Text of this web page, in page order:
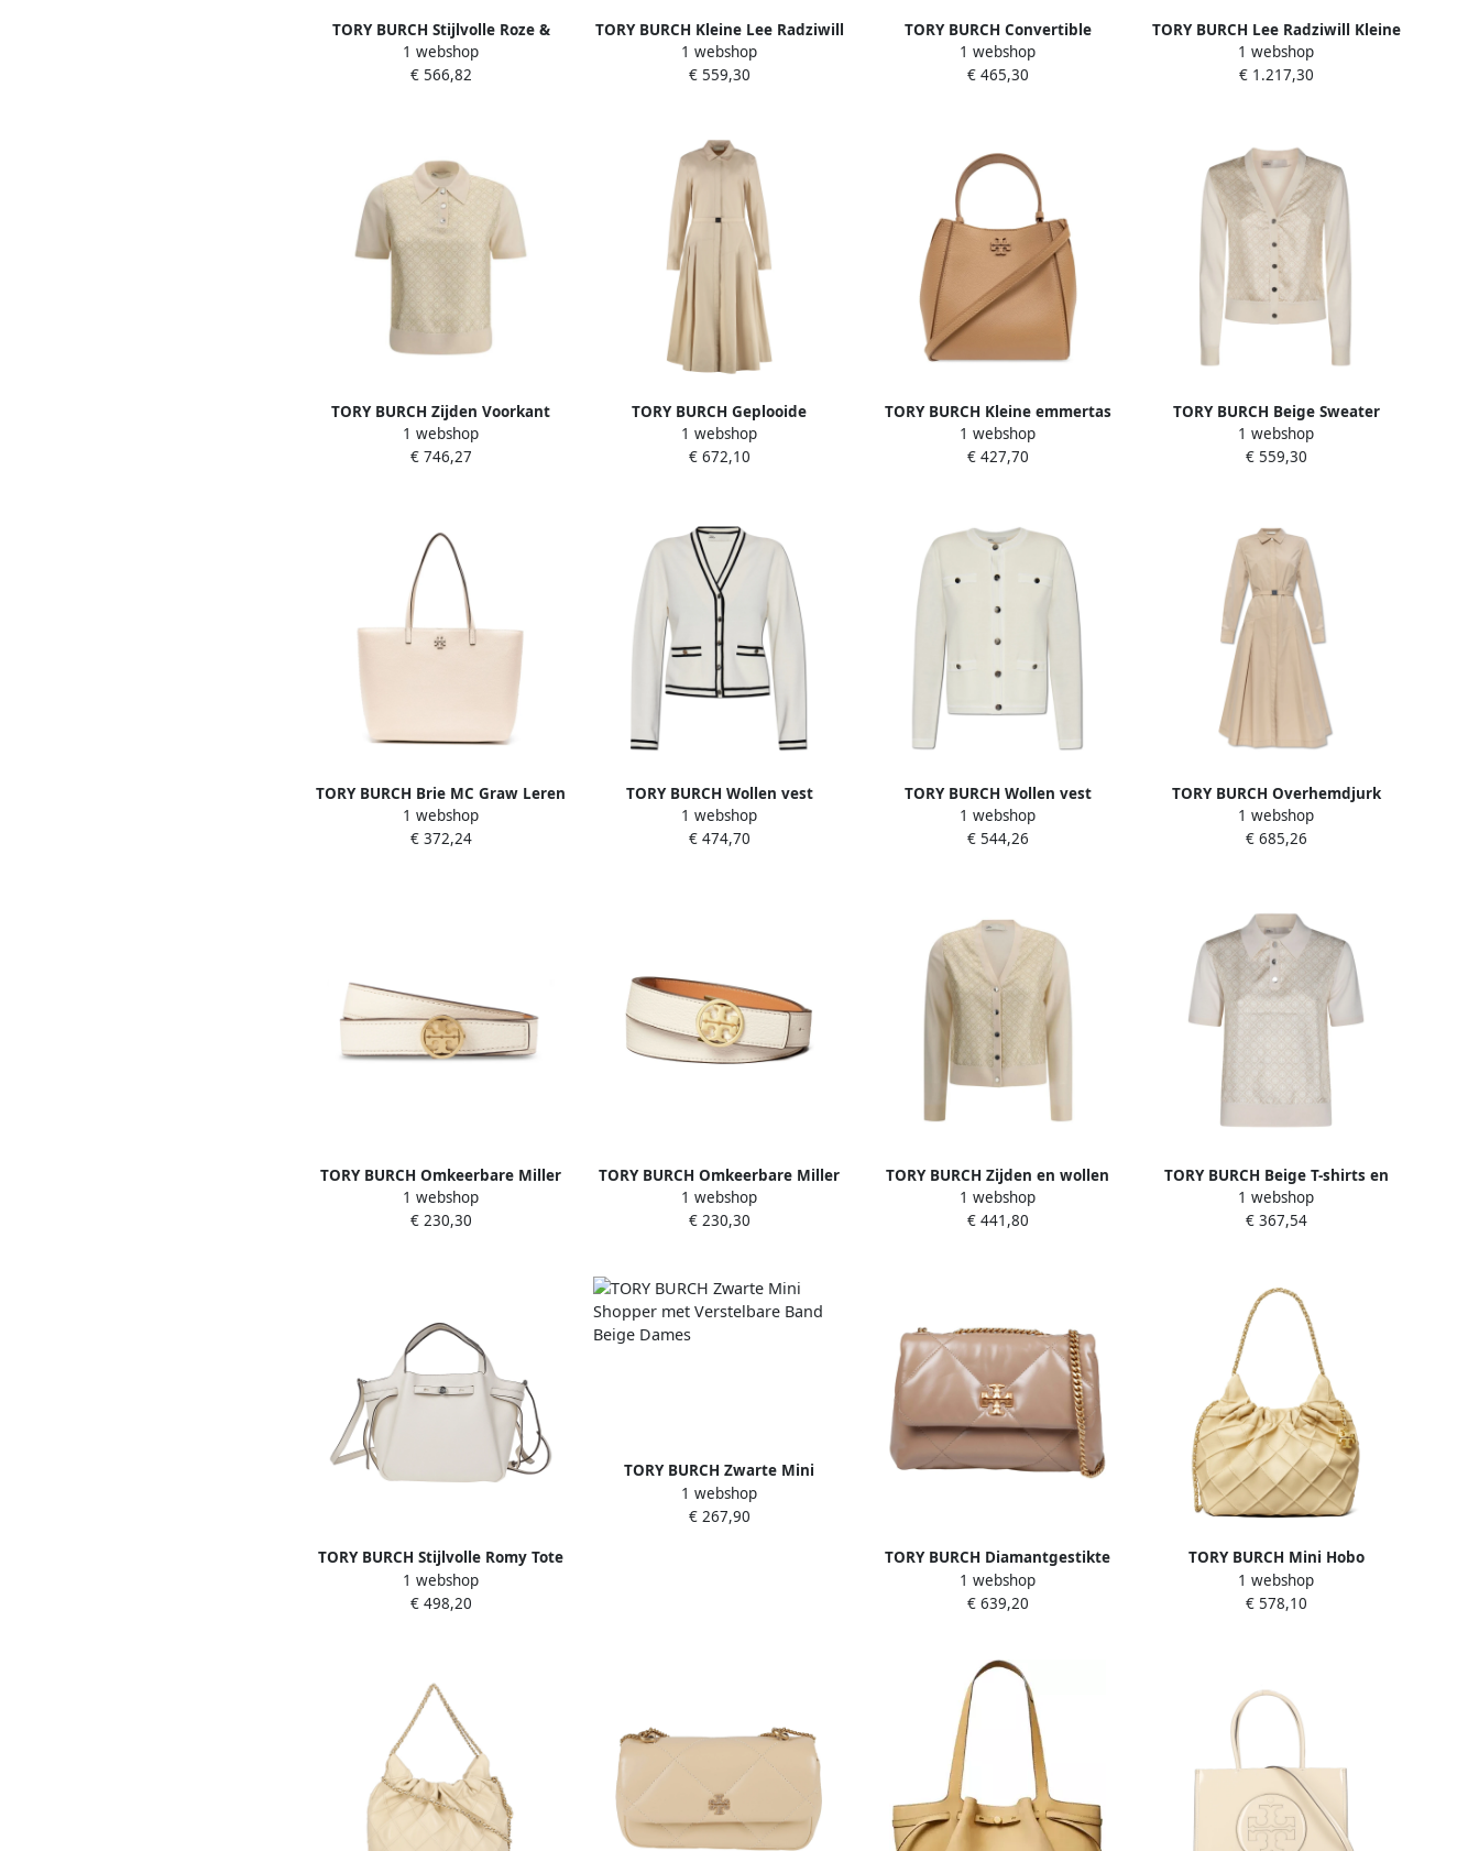
TORY BURCH Stijlvolle Roze &
Paarse Crossbody Tas Beige
Dames
1 webshop
€ 566,82
TORY BURCH Kleine Lee Radziwill
Tote Tas Beige Dames
1 webshop
€ 559,30
TORY BURCH Convertible
Premium Patentleren
Schoudertas Beige Dames
1 webshop
€ 465,30
TORY BURCH Lee Radziwill Kleine
Dubbele Tote Tas Beige Dames
1 webshop
€ 1.217,30
TORY BURCH Zijden Voorkant
Gebreid Poloshirt Beige Dames
1 webshop
€ 746,27
TORY BURCH Geplooide
overhemdjurk met verborgen
sluiting Beige Dames
1 webshop
€ 672,10
TORY BURCH Kleine emmertas
Beige Dames
1 webshop
€ 427,70
TORY BURCH Beige Sweater
Collectie Beige Dames
1 webshop
€ 559,30
TORY BURCH Brie MC Graw Leren
Crossbody Tas Beige Dames
1 webshop
€ 372,24
TORY BURCH Wollen vest
'Kendra' Beige Dames
1 webshop
€ 474,70
TORY BURCH Wollen vest
'Kendra' Beige Dames
1 webshop
€ 544,26
TORY BURCH Overhemdjurk
Beige Dames
1 webshop
€ 685,26
TORY BURCH Omkeerbare Miller
Riem Beige Dames
1 webshop
€ 230,30
TORY BURCH Omkeerbare Miller
Riem Beige Dames
1 webshop
€ 230,30
TORY BURCH Zijden en wollen
Monogram Cardigan Beige
Dames
1 webshop
€ 441,80
TORY BURCH Beige T-shirts en
Polos Beige Dames
1 webshop
€ 367,54
TORY BURCH Stijlvolle Romy Tote
Tas Beige Dames
1 webshop
€ 498,20
TORY BURCH Zwarte Mini
Shopper met Verstelbare Band
Beige Dames
1 webshop
€ 267,90
TORY BURCH Diamantgestikte
leren schoudertas Beige Dames
1 webshop
€ 639,20
TORY BURCH Mini Hobo
Schoudertas Beige Dames
1 webshop
€ 578,10